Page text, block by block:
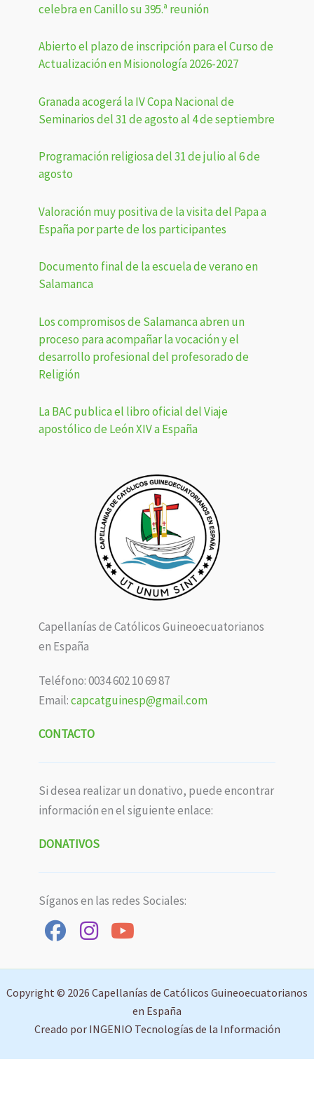
celebra en Canillo su 395.ª reunión
Abierto el plazo de inscripción para el Curso de
Actualización en Misionología 2026-2027
Granada acogerá la IV Copa Nacional de
Seminarios del 31 de agosto al 4 de septiembre
Programación religiosa del 31 de julio al 6 de
agosto
Valoración muy positiva de la visita del Papa a
España por parte de los participantes
Documento final de la escuela de verano en
Salamanca
Los compromisos de Salamanca abren un
proceso para acompañar la vocación y el
desarrollo profesional del profesorado de
Religión
La BAC publica el libro oficial del Viaje
apostólico de León XIV a España
Capellanías de Católicos Guineoecuatorianos
en España
Teléfono: 0034 602 10 69 87
Email:capcatguinesp@gmail.com
CONTACTO
Si desea realizar un donativo, puede encontrar
información en el siguiente enlace:
DONATIVOS
Síganos en las redes Sociales:
Copyright © 2026 Capellanías de Católicos Guineoecuatorianos
en España
Creado por INGENIO Tecnologías de la Información